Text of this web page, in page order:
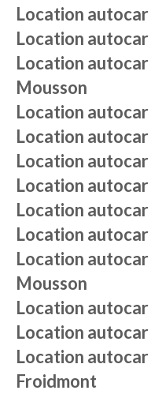
Location autocar
Location autocar
Location autocar
Mousson
Location autocar
Location autocar
Location autocar
Location autocar
Location autocar
Location autocar
Location autocar
Mousson
Location autocar
Location autocar
Location autocar
Froidmont